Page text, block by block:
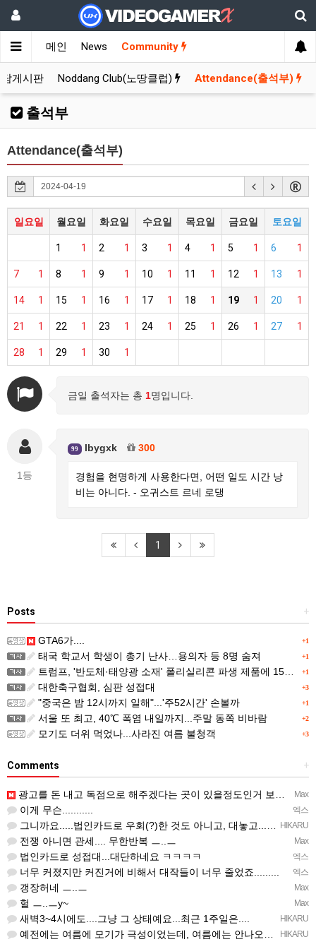
메인 News Community
게시판 Noddang Club(노땅클럽) Attendance(출석부)
출석부
Attendance(출석부)
일요일 월요일 화요일 수요일 목요일 금요일 토요일
1
1 1
2 1
3 1
4 1
5 1
6
1
7 1
8 1
9 1
10 1
11 1
12 1
13
1
14 1
15 1
16 1
17 1
18 1
19 1
20
1
21 1
22 1
23 1
24 1
25 1
26 1
27
1
28 1
29 1
30
금일 출석자는 총 1명입니다.
1등
99 lbygxk 300
경험을 현명하게 사용한다면, 어떤 일도 시간 낭
비는 아니다. - 오귀스트 르네 로댕
1
+
Posts
+1
GTA6가....
+1
태국 학교서 학생이 총기 난사…용의자 등 8명 숨져
+1
트럼프, '반도체·태양광 소재' 폴리실리콘 파생 제품에 15% 관세...한국 기업도 영향
+3
대한축구협회, 심판 성접대
+1
"중국은 밤 12시까지 일해"...'주52시간' 손볼까
+2
서울 또 최고, 40℃ 폭염 내일까지...주말 동쪽 비바람
+3
모기도 더위 먹었나...사라진 여름 불청객
+
Comments
Max
광고를 돈 내고 독점으로 해주겠다는 곳이 있을정도인거 보면 어마어마한 게임은 맞는듯 ㅡ..ㅡ... 여태까지 …
엑스
이게 무슨...........
HIKARU
그니까요.....법인카드로 우회(?)한 것도 아니고, 대놓고...ㅋ ㅋ)
Max
전쟁 아니면 관세.... 무한반복 ㅡ..ㅡ
엑스
법인카드로 성접대...대단하네요 ㅋㅋㅋㅋ
엑스
너무 커졌지만 커진거에 비해서 대작들이 너무 줄었죠.........
Max
갱장허네 ㅡ..ㅡ
Max
헐 ㅡ..ㅡy~
HIKARU
새벽3~4시에도....그냥 그 상태예요...최근 1주일은....
HIKARU
예전에는 여름에 모기가 극성이었는데, 여름에는 안나오는 것 같은.....ㅎ ㅎ)